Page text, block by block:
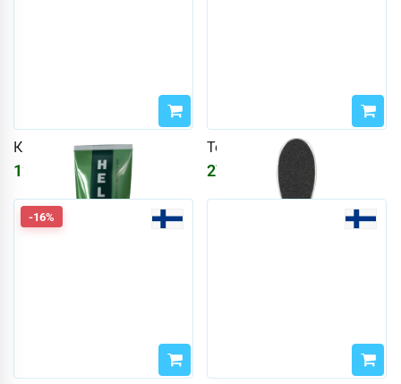
Крем для ног 100 г
1261 1505 ₽
Тёрка для ног Pisara
271
-16%